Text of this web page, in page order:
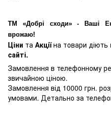
ТМ «Добрі сходи» - Ваші
врожаю!
Ціни та Акціїна товари діють
сайті.
Замовлення в телефонному
звичайною ціною.
Замовлення від 10000 грн.
умовами. Детально за